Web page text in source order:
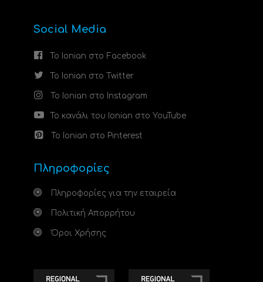
Social Media
Το Ionian στο Facebook
Το Ionian στο Twitter
Το Ionian στο Instagram
Το κανάλι του Ionian στο YouTube
Το Ionian στο Pinterest
Πληροφορίες
Πληροφορίες για την εταιρεία
Πολιτική Απορρήτου
Όροι Χρήσης